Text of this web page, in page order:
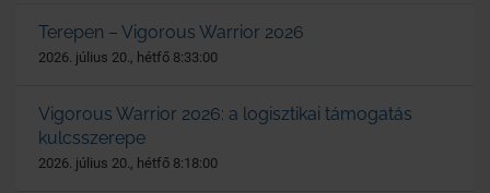
Terepen – Vigorous Warrior 2026
2026. július 20., hétfő 8:33:00
Vigorous Warrior 2026: a logisztikai támogatás
kulcsszerepe
2026. július 20., hétfő 8:18:00